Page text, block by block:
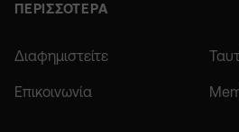
ΠΕΡΙΣΣΟΤΕΡΑ
Διαφημιστείτε
Επικοινωνία